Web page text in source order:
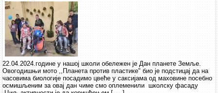
22.04.2024.године у нашој школи обележен је Дан планете Земље.
Овогодишњи мото ,,Планета против пластике" био је подстицај да на
часовима биологије посадимо цвеће у саксијама од маховине посебно
осмишљеним за овај дан чиме смо оплеменили школску фасаду